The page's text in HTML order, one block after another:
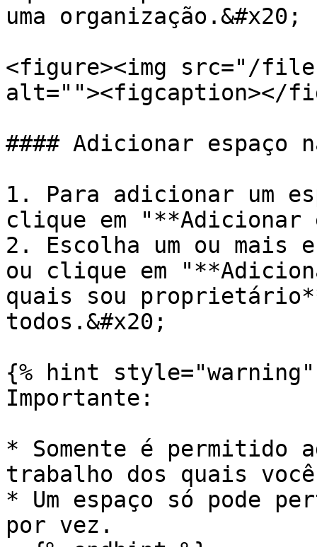
uma organização.&#x20;
<figure><img src="/
alt=""><figcaption></
#### Adicionar espaço
1. Para adicionar um
clique em "**Adicionar
2. Escolha um ou mais
ou clique em
quais sou
todos.&#x20;
{% hint style="warning"
Importante:
* Somente é permitido
trabalho dos quais
* Um espaço só pode
por vez.